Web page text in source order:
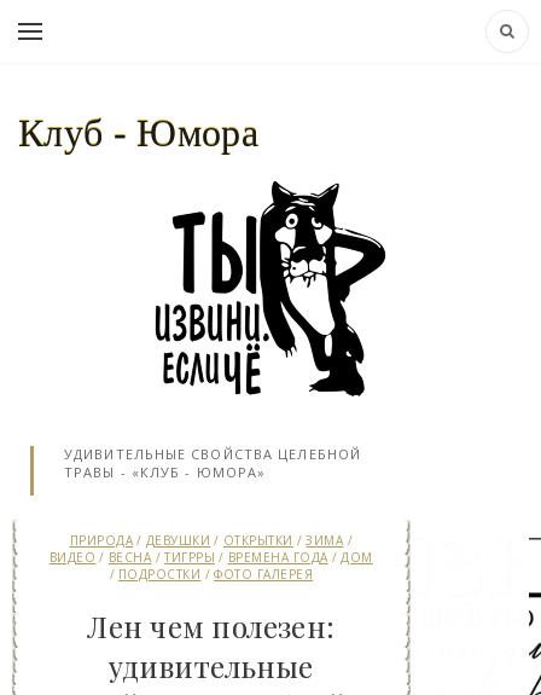
Клуб - Юмора
УДИВИТЕЛЬНЫЕ СВОЙСТВА ЦЕЛЕБНОЙ
ТРАВЫ - «КЛУБ - ЮМОРА»
ПРИРОДА / ДЕВУШКИ / ОТКРЫТКИ /ЗИМА /
ВИДЕО / ВЕСНА /ТИГРРЫ / ВРЕМЕНА ГОДА /ДОМ
/ ПОДРОСТКИ /ФОТО ГАЛЕРЕЯ
Лен чем полезен:
удивительные